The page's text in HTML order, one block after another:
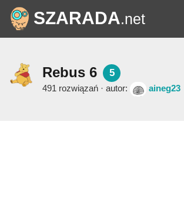
SZARADA.net
Rebus 6 5
491 rozwiązań · autor: aineg23